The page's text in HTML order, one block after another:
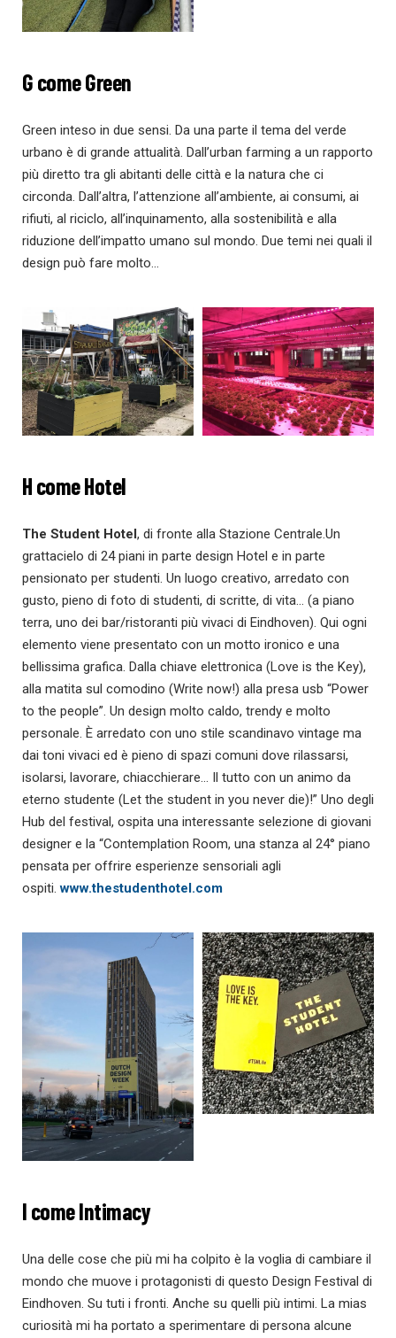
G come Green
Green inteso in due sensi. Da una parte il tema del verde
urbano è di grande attualità. Dall’urban farming a un rapporto
più diretto tra gli abitanti delle città e la natura che ci
circonda. Dall’altra, l’attenzione all’ambiente, ai consumi, ai
rifiuti, al riciclo, all’inquinamento, alla sostenibilità e alla
riduzione dell’impatto umano sul mondo. Due temi nei quali il
design può fare molto…
H come Hotel
The Student Hotel, di fronte alla Stazione Centrale.Un
grattacielo di 24 piani in parte design Hotel e in parte
pensionato per studenti. Un luogo creativo, arredato con
gusto, pieno di foto di studenti, di scritte, di vita… (a piano
terra, uno dei bar/ristoranti più vivaci di Eindhoven). Qui ogni
elemento viene presentato con un motto ironico e una
bellissima grafica. Dalla chiave elettronica (Love is the Key),
alla matita sul comodino (Write now!) alla presa usb “Power
to the people”. Un design molto caldo, trendy e molto
personale. È arredato con uno stile scandinavo vintage ma
dai toni vivaci ed è pieno di spazi comuni dove rilassarsi,
isolarsi, lavorare, chiacchierare… Il tutto con un animo da
eterno studente (Let the student in you never die)!” Uno degli
Hub del festival, ospita una interessante selezione di giovani
designer e la “Contemplation Room, una stanza al 24° piano
pensata per offrire esperienze sensoriali agli
ospiti.www.thestudenthotel.com
I come Intimacy
Una delle cose che più mi ha colpito è la voglia di cambiare il
mondo che muove i protagonisti di questo Design Festival di
Eindhoven. Su tuti i fronti. Anche su quelli più intimi. La mias
curiosità mi ha portato a sperimentare di persona alcune